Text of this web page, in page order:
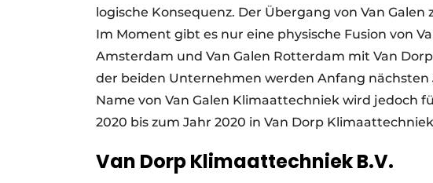
logische Konsequenz. Der Übergang von Van
Im Moment gibt es nur eine physische Fusion von
Amsterdam und Van Galen Rotterdam mit Van
der beiden Unternehmen werden Anfang
Name von Van Galen Klimaattechniek wird jedoch
2020 bis zum Jahr 2020 in Van Dorp
Van Dorp Klimaattechniek B.V.